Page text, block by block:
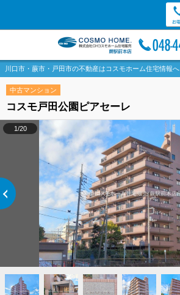
川口市・蕨市・戸田市の不動産はコスモホーム住宅情報へ
中古マンション
コスモ戸田公園ピアセーレ
1/20